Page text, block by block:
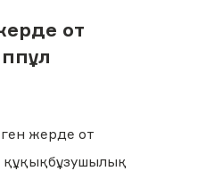
от
жерде от
құқықбұзушылық